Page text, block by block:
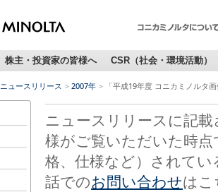
株主・投資家の皆様へ CSR（社会・環境活動）
ニュースリリース 2007年 「平成19年度 コニカミノルタ
ニュースリリースに記
様がご覧いただいた時
格、仕様など）されて
話でのお問い合わせは